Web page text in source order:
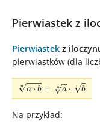
Pierwiastek z
Pierwiastek z
pierwiastków (dla
\sqrt[n]{a\cdot
b} = \sqrt[n]
{a}\cdot\sqrt[n]
{b}
n a ⋅ b = n a ⋅ n b
Na przykład: